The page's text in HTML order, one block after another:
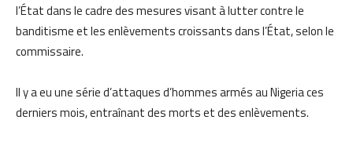
l’État dans le cadre des mesures visant à lutter contre le
banditisme et les enlèvements croissants dans l’État, selon le
commissaire.
Il y a eu une série d’attaques d’hommes armés au Nigeria ces
derniers mois, entraînant des morts et des enlèvements.